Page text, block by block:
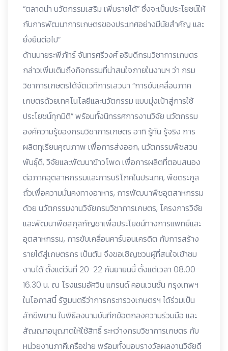
“ตลาดนำ นวัตกรรมเสริม เพิ่มรายได้” ซึ่งจะเป็นประโยชน์ให้
กับการพัฒนาการเกษตรของประเทศอย่างมีนัยสำคัญ และ
ยั่งยืนต่อไป”
ด้านนายระพีภัทร์ จันทรศรีวงศ์ อธิบดีกรมวิชาการเกษตร
กล่าวเพิ่มเติมถึงกิจกรรมที่น่าสนใจภายในงานฯ ว่า กรม
วิชาการเกษตรได้จัดเวทีการเสวนา “การขับเคลื่อนภาค
เกษตรด้วยเทคโนโลยีและนวัตกรรม แบบมุ่งเป้าสู่การใช้
ประโยชน์ทุกมิติ” พร้อมทั้งนิทรรศการงานวิจัย นวัตกรรม
องค์ความรู้ของกรมวิชาการเกษตร อาทิ รู้ทัน รู้จริง การ
ผลิตทุเรียนคุณภาพ เพื่อการส่งออก, นวัตกรรมพืชสวน
พันธุ์ดี, วิจัยและพัฒนาข้าวโพด เพื่อการผลิตที่ตอบสนอง
ต่อภาคอุตสาหกรรมและการบริโภคในประเทศ, พืชตระกูล
ถั่วเพื่อความมั่นคงทางอาหาร, การพัฒนาพืชอุตสาหกรรม
ด้วย นวัตกรรมงานวิจัยกรมวิชาการเกษตร, โครงการวิจัย
และพัฒนาพืชสกุลกัญชาเพื่อประโยชน์ทางการแพทย์และ
อุตสาหกรรม, การขับเคลื่อนคาร์บอนเครดิต กับการสร้าง
รายได้สู่เกษตรกร เป็นต้น จึงขอเชิญชวนผู้ที่สนใจเข้าชม
งานได้ ตั้งแต่วันที่ 20-22 กันยายนนี้ ตั้งแต่เวลา 08.00-
16.30 น. ณ โรงแรมอัศวิน แกรนด์ คอนเวนชั่น กรุงเทพฯ
ในโอกาสนี้ รัฐมนตรีว่าการกระทรวงเกษตรฯ ได้ร่วมเป็น
สักขีพยาน ในพิธีลงนามบันทึกข้อตกลงความร่วมมือ และ
สัญญาอนุญาตให้ใช้สิทธิ์ ระหว่างกรมวิซาการเกษตร กับ
หน่วยงานภาคีเครือข่าย พร้อมทั้งมอบรางวัลผลงานวิจัยดี